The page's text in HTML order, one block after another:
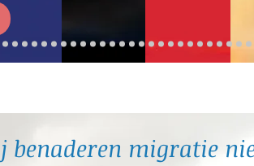
benaderen migratie